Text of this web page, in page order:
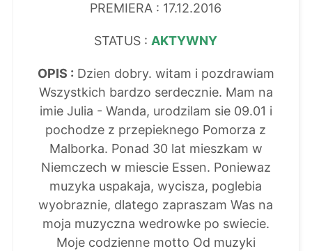
PREMIERA : 17.12.2016
STATUS :AKTYWNY
OPIS : Dzien dobry. witam i pozdrawiam
Wszystkich bardzo serdecznie. Mam na
imie Julia - Wanda, urodzilam sie 09.01 i
pochodze z przepieknego Pomorza z
Malborka. Ponad 30 lat mieszkam w
Niemczech w miescie Essen. Poniewaz
muzyka uspakaja, wycisza, poglebia
wyobraznie, dlatego zapraszam Was na
moja muzyczna wedrowke po swiecie.
Moje codzienne motto Od muzyki